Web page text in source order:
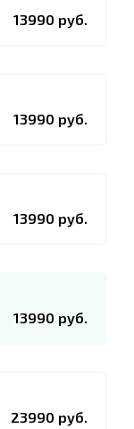
13990 руб.
13990 руб.
13990 руб.
13990 руб.
23990 руб.